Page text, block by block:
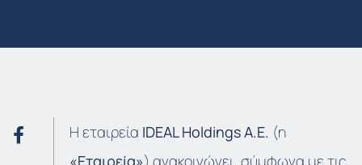
Η εταιρεία IDEAL Holdings Α.Ε. (η